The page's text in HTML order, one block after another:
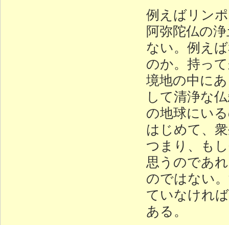
例えばリン
阿弥陀仏の
ない。例え
のか。持っ
境地の中に
して清浄な
の地球にい
はじめて、
つまり、も
思うのであ
のではない
ていなけれ
ある。